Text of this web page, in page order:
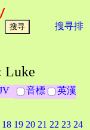
搜寻排
Luke
音標
英漢
18 19 20 21 22 23 24